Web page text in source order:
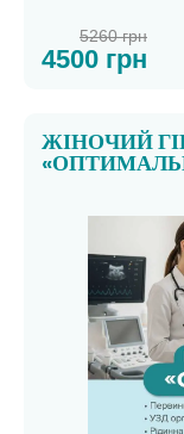
5260 грн
4500 грн
ЖІНОЧИЙ